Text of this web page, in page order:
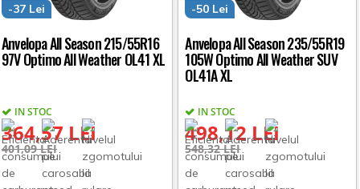
Anvelopa All Season 215/55R16
97V Optimo All Weather OL41 XL
IN STOC
364,57 LEI
-37 Lei
401,09 LEI
Anvelopa All Season 235/55R19
105W Optimo All Weather SUV
OL41A XL
IN STOC
498,12 LEI
-50 Lei
548,32 LEI